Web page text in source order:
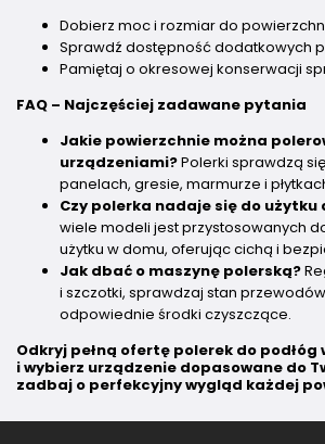
Dobierz moc i rozmiar do
Sprawdź dostępność dodatkowych
Pamiętaj o okresowej konserwacji
FAQ – Najczęściej zadawane pytania
Jakie powierzchnie można
urządzeniami?Polerki sprawdzą
panelach, gresie, marmurze i
Czy polerka nadaje się do użytku
wiele modeli jest przystosowanych
użytku w domu, oferując cichą i
Jak dbać o maszynę polerską?
i szczotki, sprawdzaj stan
odpowiednie środki czyszczące.
Odkryj pełną ofertę polerek do
i wybierz urządzenie dopasowane do
zadbaj o perfekcyjny wygląd każdej